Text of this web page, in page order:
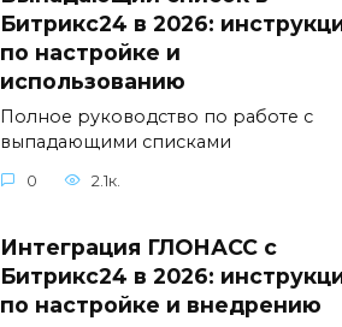
Битрикс24 в 2026:
по настройке и
использованию
Полное руководство по работе с
выпадающими списками
0 2.1к.
Интеграция ГЛОНАСС с
Битрикс24 в 2026:
по настройке и внедрению